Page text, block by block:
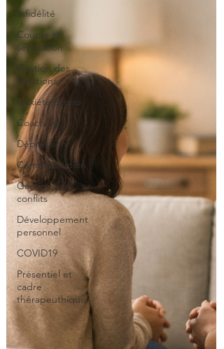
Infidélité
Couple et
séparation
Gestion des
émotions
Anxiété/Stress
Coaching
Dépression
Communication
Gestion des
conflits
Développement
personnel
COVID19
Présentiel et
cadre
thérapeuthique